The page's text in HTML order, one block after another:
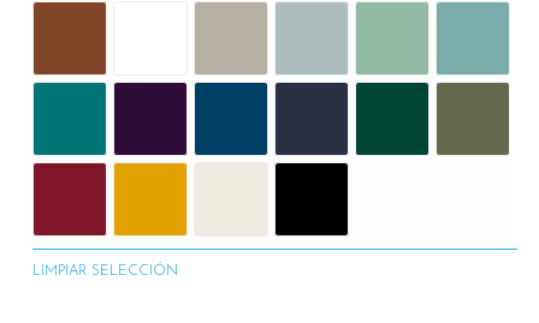
LIMPIAR SELECCIÓN